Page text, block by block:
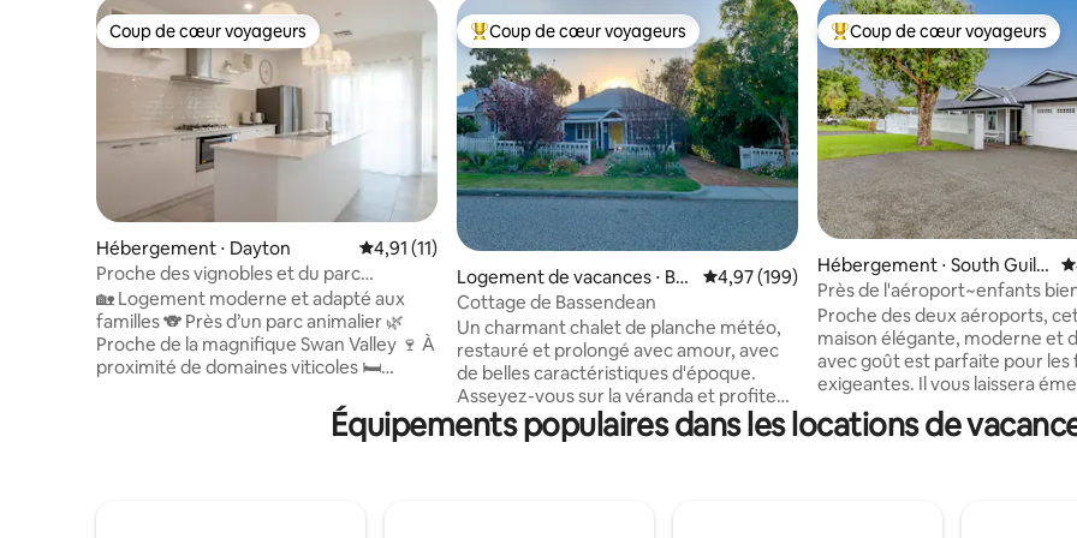
Coup de cœur voyageurs
Coup de cœur voyageurs
Hébergement ⋅ Dayton Évaluation moyenne sur la base de 11 commentaires : 4,91 sur 5
4,91 (11)
Proche des vignobles et du parc
animalier | Style moderne
🏡 Logement moderne et adapté aux
familles 🐨 Près d’un parc animalier 🌿
Proche de la magnifique Swan Valley 🍷 À
proximité de domaines viticoles 🛏️
Coups de cœur voyageurs les plus appréciés
Coup de cœur voyageurs
Logement de vacances ⋅ Bas
sendean
Évaluation moyenne sur la base de 199
4,97 (199)
Cottage de Bassendean
Un charmant chalet de planche météo,
restauré et prolongé avec amour, avec
de belles caractéristiques d'époque.
Asseyez-vous sur la véranda et profitez
du jardin et des oiseaux. 1 lit queen, 4 lits
simples et un portacot. La cuisine, les
Coups de cœur voyageurs les
Coup de cœur voyageurs
Hébergement ⋅ South Guild
ford
Près de l'aéroport~enfants
~petit déjeuner/déjeuner
Proche des deux aéroports,
maison élégante, moderne et
avec goût est parfaite pour les
exigeantes. Il vous laissera émerveillé par
son niveau de confort et de
Son emplacement privilégié
Équipements populaires dans les locations de